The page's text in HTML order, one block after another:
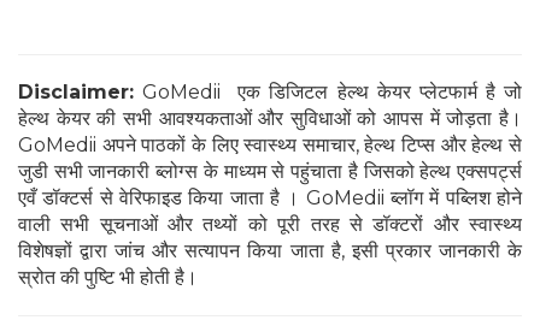
Disclaimer: GoMedii एक डिजिटल हेल्थ केयर प्लेटफार्म है जो
हेल्थ केयर की सभी आवश्यकताओं और सुविधाओं को आपस में जोड़ता है।
GoMedii अपने पाठकों के लिए स्वास्थ्य समाचार, हेल्थ टिप्स और हेल्थ से
जुडी सभी जानकारी ब्लोग्स के माध्यम से पहुंचाता है जिसको हेल्थ एक्सपर्ट्स
एवँ डॉक्टर्स से वेरिफाइड किया जाता है । GoMedii ब्लॉग में पब्लिश होने
वाली सभी सूचनाओं और तथ्यों को पूरी तरह से डॉक्टरों और स्वास्थ्य
विशेषज्ञों द्वारा जांच और सत्यापन किया जाता है, इसी प्रकार जानकारी के
स्रोत की पुष्टि भी होती है।